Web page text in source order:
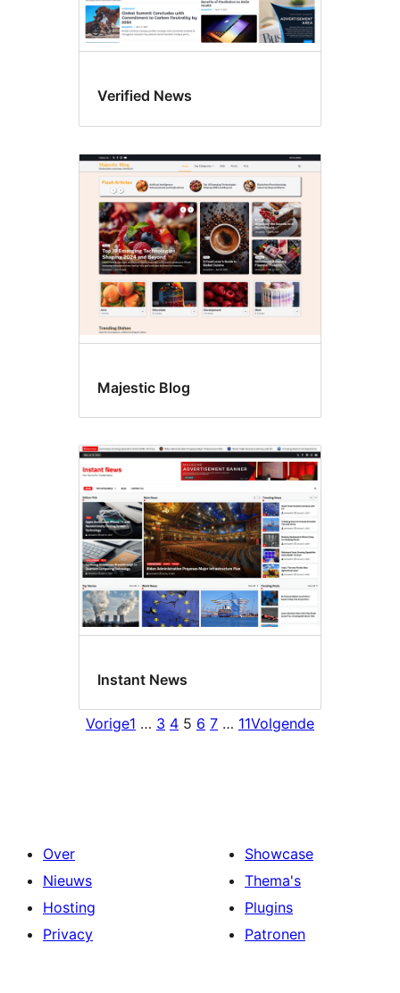
Verified News
Majestic Blog
Instant News
Vorige1 … 3 4 5 6 7 … 11Volgende
Over
Nieuws
Hosting
Privacy
Showcase
Thema's
Plugins
Patronen